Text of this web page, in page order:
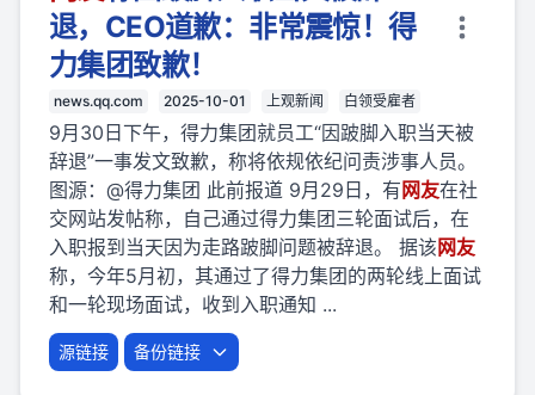
退，CEO道歉：非常震惊！得
力集团致歉！
news.qq.com 2025-10-01 上观新闻 白领受雇者
9月30日下午，得力集团就员工“因跛脚入职当天被
辞退”一事发文致歉，称将依规依纪问责涉事人员。
图源：@得力集团 此前报道 9月29日，有 网友在社
交网站发帖称，自己通过得力集团三轮面试后，在
入职报到当天因为走路跛脚问题被辞退。 据该 网友
称，今年5月初，其通过了得力集团的两轮线上面试
和一轮现场面试，收到入职通知 ...
源链接 备份链接